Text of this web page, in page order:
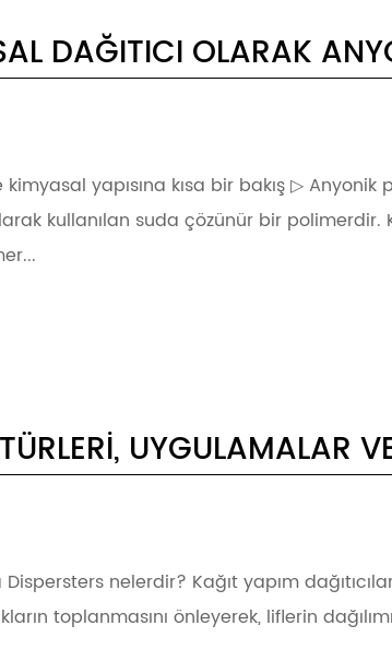
DAĞITICI OLARAK
kimyasal yapısına kısa bir bakış ▷
kullanılan suda çözünür bir
UYGULAMALAR
Dispersters nelerdir? Kağıt yapım
toplanmasını önleyerek, liflerin